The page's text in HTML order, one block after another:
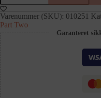
Varenummer (SKU): 010251
Part Two
Garanteret